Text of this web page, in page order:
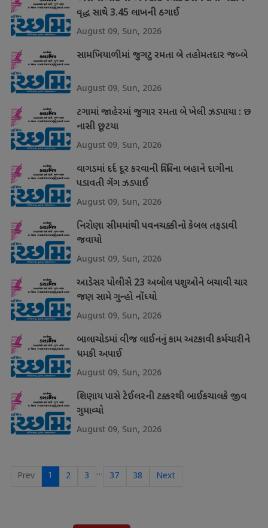
વૃદ્ધ સાથે 3.45 લાખની ઠગાઈ
August 09, Sun, 2026
સામખિયાળીમાં જુગટુ રમતા બે તહોમતદાર જબ્બે
August 09, Sun, 2026
ટગામાં જાહેરમાં જુગાર રમતા બે ખેલી ઝડપાયા : છ
નાસી છૂટયા
August 09, Sun, 2026
વાગડમાં દર્દ દૂર કરવાની વિધિના બહાને દાગીના
પડાવતી ગેંગ ઝડપાઈ
August 09, Sun, 2026
નિરોણા સીમમાંથી પવનચક્કીનો કેબલ તફડાવી
જવાયો
August 09, Sun, 2026
આડેસર પોલીસે 23 અબોલ પશુઓને બચાવી ચાર
જણ સામે ગુન્હો નોંધ્યો
August 09, Sun, 2026
બાલાચોડમાં વીજ લાઈનનું કામ અટકાવી કર્મચારીને
ધમકી અપાઈ
August 09, Sun, 2026
શિણાય પાસે ટેઈલરની ટક્કરથી બાઈકચાલકે જીવ
ગુમાવ્યો
August 09, Sun, 2026
Prev 1 2 3 … 37 38 Next